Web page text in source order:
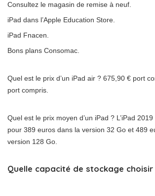
Consultez le magasin de remise à neuf.
iPad dans l’Apple Education Store.
iPad Fnacen.
Bons plans Consomac.
Quel est le prix d’un iPad air ? 675,90 € port
port compris.
Quel est le prix moyen d’un iPad ? L’iPad
pour 389 euros dans la version 32 Go et 489
version 128 Go.
Quelle capacité de stockage choisir